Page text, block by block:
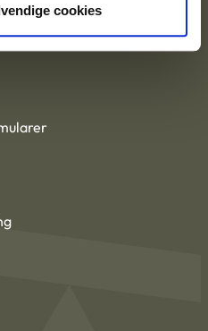
cookies